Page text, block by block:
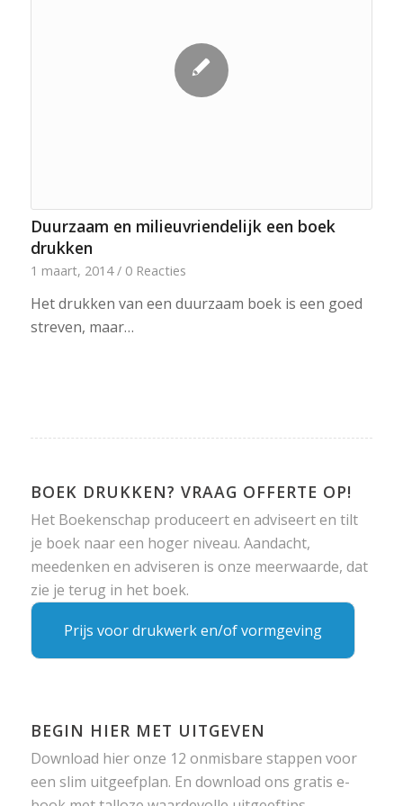
Duurzaam en milieuvriendelijk een boek
drukken
1 maart, 2014 / 0 Reacties
Het drukken van een duurzaam boek is een goed
streven, maar…
BOEK DRUKKEN? VRAAG OFFERTE OP!
Het Boekenschap produceert en adviseert en tilt
je boek naar een hoger niveau. Aandacht,
meedenken en adviseren is onze meerwaarde, dat
zie je terug in het boek.
Prijs voor drukwerk en/of vormgeving
BEGIN HIER MET UITGEVEN
Download hier onze 12 onmisbare stappen voor
een slim uitgeefplan. En download ons gratis e-